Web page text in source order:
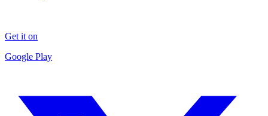
Get it on
Google Play